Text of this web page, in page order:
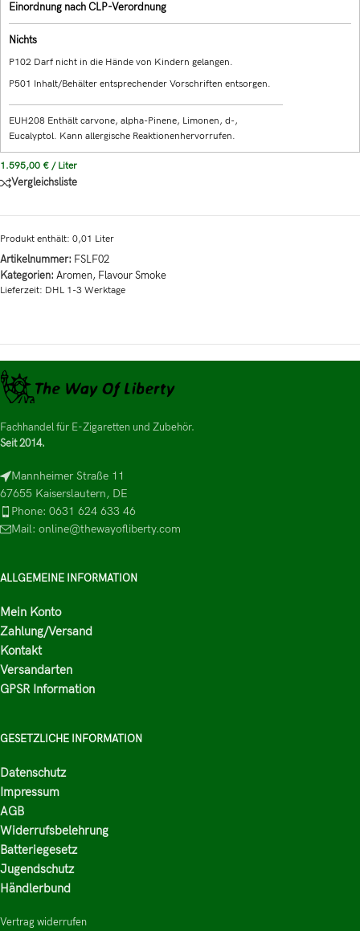
Einordnung nach CLP-Verordnung
Nichts
P102 Darf nicht in die Hände von Kindern gelangen.
P501 Inhalt/Behälter entsprechender Vorschriften entsorgen.
EUH208 Enthält carvone, alpha-Pinene, Limonen, d-,
Eucalyptol. Kann allergische Reaktionenhervorrufen.
1.595,00 € / Liter
Vergleichsliste
Produkt enthält: 0,01 Liter
Artikelnummer: FSLF02
Kategorien: Aromen, Flavour Smoke
Lieferzeit: DHL 1-3 Werktage
Fachhandel für E-Zigaretten und Zubehör.
Seit 2014.
Mannheimer Straße 11
67655 Kaiserslautern, DE
Phone: 0631 624 633 46
Mail: online@thewayofliberty.com
ALLGEMEINE INFORMATION
Mein Konto
Zahlung/Versand
Kontakt
Versandarten
GPSR Information
GESETZLICHE INFORMATION
Datenschutz
Impressum
AGB
Widerrufsbelehrung
Batteriegesetz
Jugendschutz
Händlerbund
Vertrag widerrufen